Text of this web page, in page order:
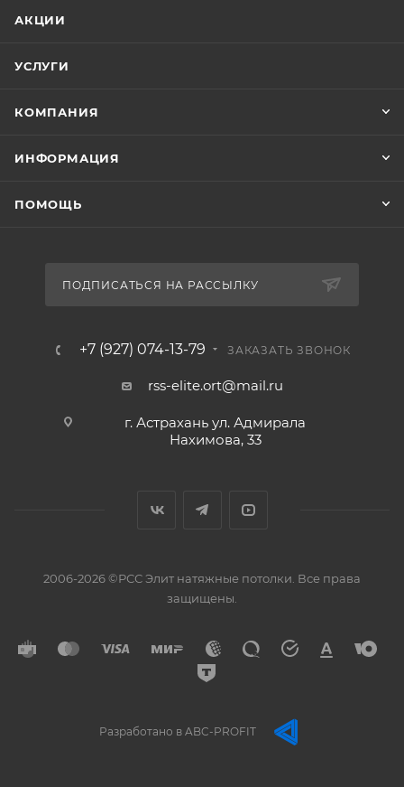
АКЦИИ
УСЛУГИ
КОМПАНИЯ
ИНФОРМАЦИЯ
ПОМОЩЬ
ПОДПИСАТЬСЯ НА РАССЫЛКУ
+7 (927) 074-13-79 ЗАКАЗАТЬ ЗВОНОК
rss-elite.ort@mail.ru
г. Астрахань ул. Адмирала
Нахимова, 33
2006-2026 ©РСС Элит натяжные потолки. Все права
защищены.
Разработано в ABC-PROFIT